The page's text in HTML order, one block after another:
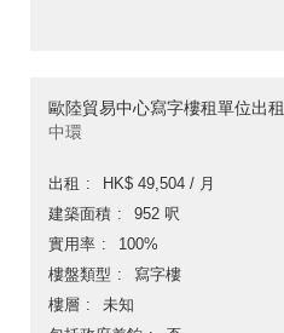
歐陸貿易中心寫字樓租單位出租
中環
出租
HK$ 49,504 / 月
建築面積
952 呎
實用率
100%
樓盤類型
寫字樓
樓層
未知